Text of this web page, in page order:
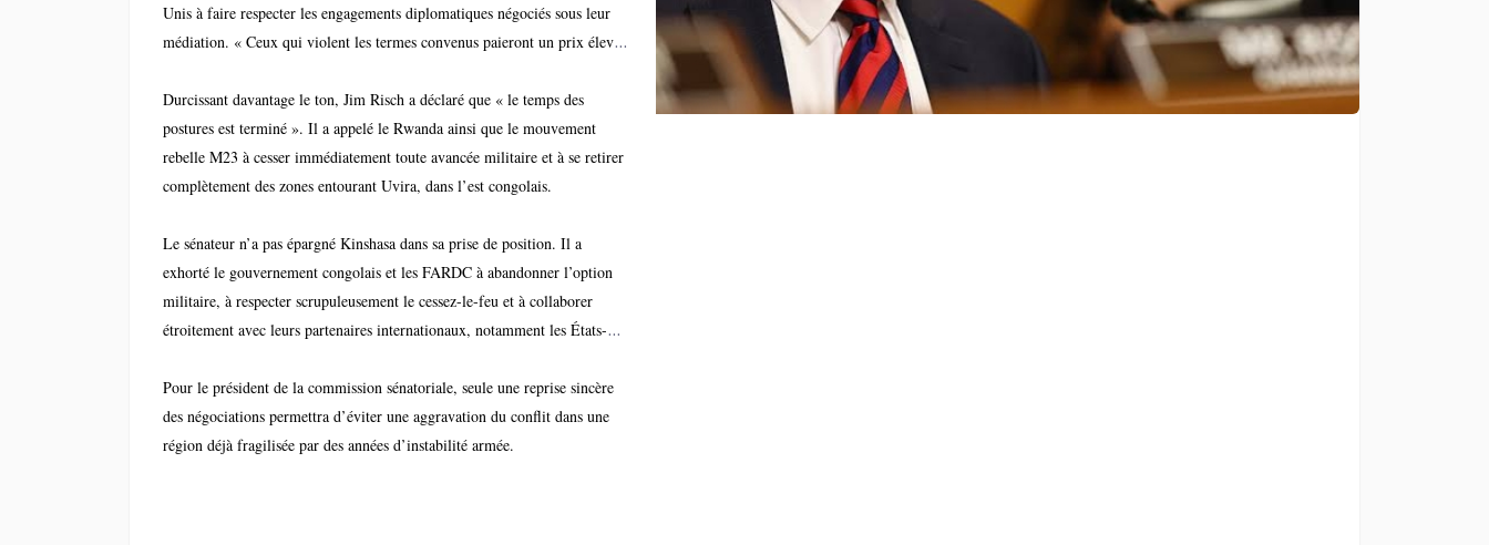
Unis à faire respecter les engagements diplomatiques négociés sous leur
médiation. « Ceux qui violent les termes convenus paieront un prix élevé
toute escalade.
Durcissant davantage le ton, Jim Risch a déclaré que « le temps des
postures est terminé ». Il a appelé le Rwanda ainsi que le mouvement
rebelle M23 à cesser immédiatement toute avancée militaire et à se retirer
complètement des zones entourant Uvira, dans l’est congolais.
Le sénateur n’a pas épargné Kinshasa dans sa prise de position. Il a
exhorté le gouvernement congolais et les FARDC à abandonner l’option
militaire, à respecter scrupuleusement le cessez-le-feu et à collaborer
étroitement avec leurs partenaires internationaux, notamment les États-
Pour le président de la commission sénatoriale, seule une reprise sincère
des négociations permettra d’éviter une aggravation du conflit dans une
région déjà fragilisée par des années d’instabilité armée.